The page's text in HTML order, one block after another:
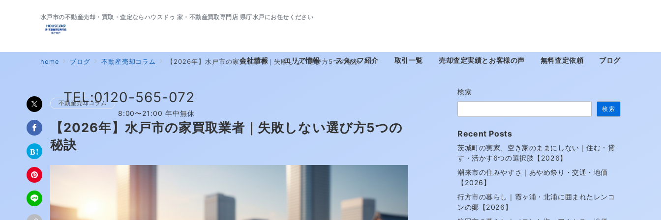
水戸市の不動産売却・買取・査定ならハウスドゥ 家・不動産買取専門店 県庁水戸にお任せください
会社情報 エリア情報 スタッフ紹介 取引一覧 売却査定実績とお客様の声 無料査定依頼 ブログ
TEL:0120-565-072
8:00〜21:00 年中無休
home ブログ 不動産売却コラム 【2026年】水戸市の家買取業者｜失敗しない選び方5つの秘訣
不動産売却コラム
【2026年】水戸市の家買取業者｜失敗しない選び方5つの
秘訣
検索
検索
Recent Posts
茨城町の実家、空き家のままにしない｜住む・貸
す・活かす6つの選択肢【2026】
潮来市の住みやすさ｜あやめ祭り・交通・地価
【2026】
行方市の暮らし｜霞ヶ浦・北浦に囲まれたレンコ
ンの郷【2026】